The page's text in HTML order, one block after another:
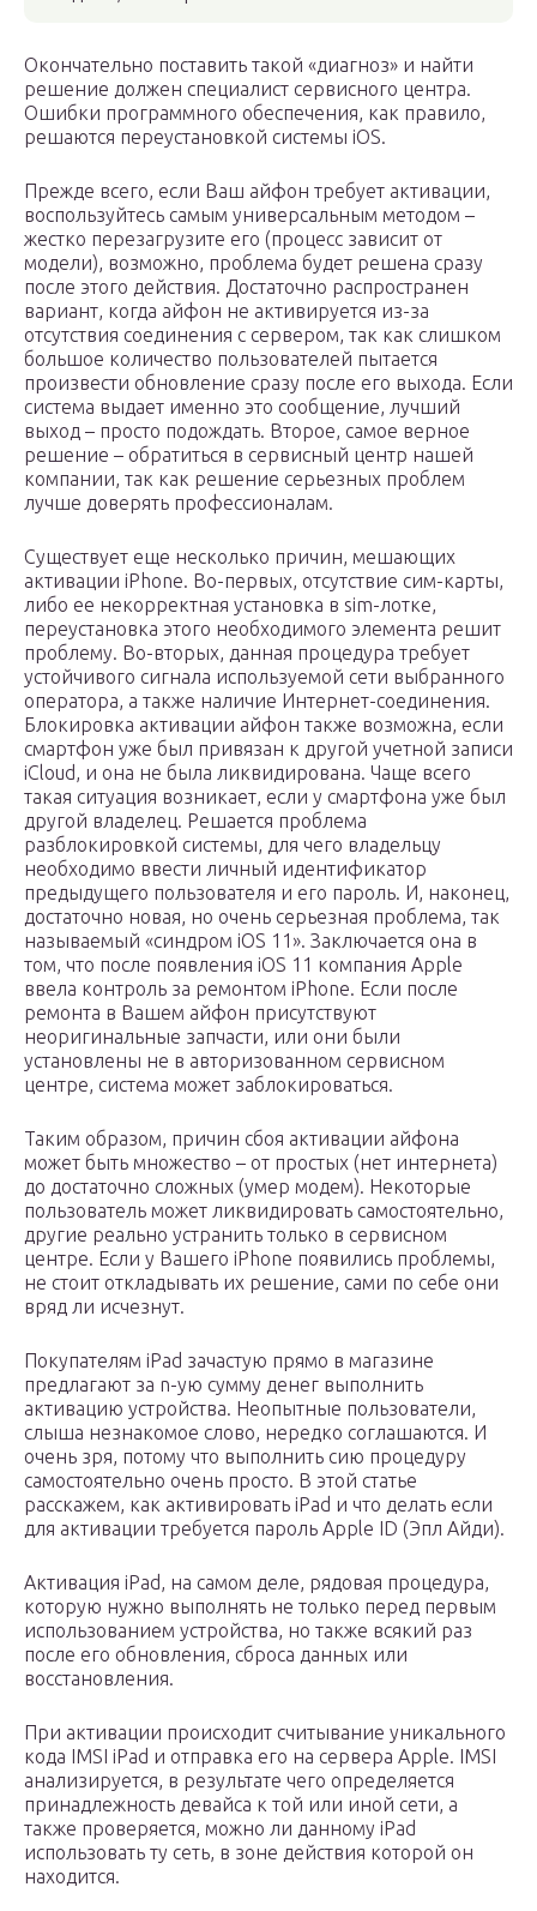
Окончательно поставить такой «диагноз» и найти
решение должен специалист сервисного центра.
Ошибки программного обеспечения, как правило,
решаются переустановкой системы iOS.
Прежде всего, если Ваш айфон требует активации,
воспользуйтесь самым универсальным методом –
жестко перезагрузите его (процесс зависит от
модели), возможно, проблема будет решена сразу
после этого действия. Достаточно распространен
вариант, когда айфон не активируется из-за
отсутствия соединения с сервером, так как слишком
большое количество пользователей пытается
произвести обновление сразу после его выхода. Если
система выдает именно это сообщение, лучший
выход – просто подождать. Второе, самое верное
решение – обратиться в сервисный центр нашей
компании, так как решение серьезных проблем
лучше доверять профессионалам.
Существует еще несколько причин, мешающих
активации iPhone. Во-первых, отсутствие сим-карты,
либо ее некорректная установка в sim-лотке,
переустановка этого необходимого элемента решит
проблему. Во-вторых, данная процедура требует
устойчивого сигнала используемой сети выбранного
оператора, а также наличие Интернет-соединения.
Блокировка активации айфон также возможна, если
смартфон уже был привязан к другой учетной записи
iCloud, и она не была ликвидирована. Чаще всего
такая ситуация возникает, если у смартфона уже был
другой владелец. Решается проблема
разблокировкой системы, для чего владельцу
необходимо ввести личный идентификатор
предыдущего пользователя и его пароль. И, наконец,
достаточно новая, но очень серьезная проблема, так
называемый «синдром iOS 11». Заключается она в
том, что после появления iOS 11 компания Apple
ввела контроль за ремонтом iPhone. Если после
ремонта в Вашем айфон присутствуют
неоригинальные запчасти, или они были
установлены не в авторизованном сервисном
центре, система может заблокироваться.
Таким образом, причин сбоя активации айфона
может быть множество – от простых (нет интернета)
до достаточно сложных (умер модем). Некоторые
пользователь может ликвидировать самостоятельно,
другие реально устранить только в сервисном
центре. Если у Вашего iPhone появились проблемы,
не стоит откладывать их решение, сами по себе они
вряд ли исчезнут.
Покупателям iPad зачастую прямо в магазине
предлагают за n-ую сумму денег выполнить
активацию устройства. Неопытные пользователи,
слыша незнакомое слово, нередко соглашаются. И
очень зря, потому что выполнить сию процедуру
самостоятельно очень просто. В этой статье
расскажем, как активировать iPad и что делать если
для активации требуется пароль Apple ID (Эпл Айди).
Активация iPad, на самом деле, рядовая процедура,
которую нужно выполнять не только перед первым
использованием устройства, но также всякий раз
после его обновления, сброса данных или
восстановления.
При активации происходит считывание уникального
кода IMSI iPad и отправка его на сервера Apple. IMSI
анализируется, в результате чего определяется
принадлежность девайса к той или иной сети, а
также проверяется, можно ли данному iPad
использовать ту сеть, в зоне действия которой он
находится.